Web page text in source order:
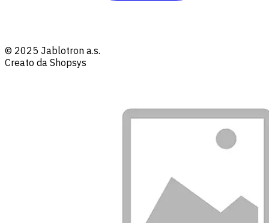
© 2025 Jablotron a.s.
Creato da Shopsys